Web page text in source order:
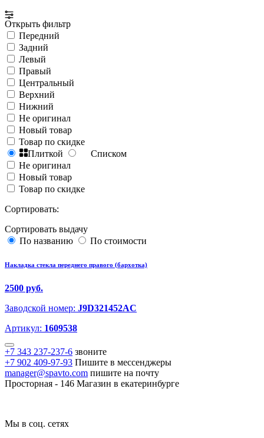
Открыть фильтр
Передний
Задний
Левый
Правый
Центральный
Верхний
Нижний
Не оригинал
Новый товар
Товар по скидке
Плиткой
Списком
Не оригинал
Новый товар
Товар по скидке
Сортировать:
Сортировать выдачу
По названию
По стоимости
Накладка стекла переднего правого (бархотка)
2500 руб.
Заводской номер: J9D321452AC
Артикул: 1609538
+7 343 237-237-6 звоните
+7 902 409-97-93 Пишите в мессенджеры
manager@spavto.com пишите на почту
Просторная - 146 Магазин в екатеринбурге
Мы в соц. сетях